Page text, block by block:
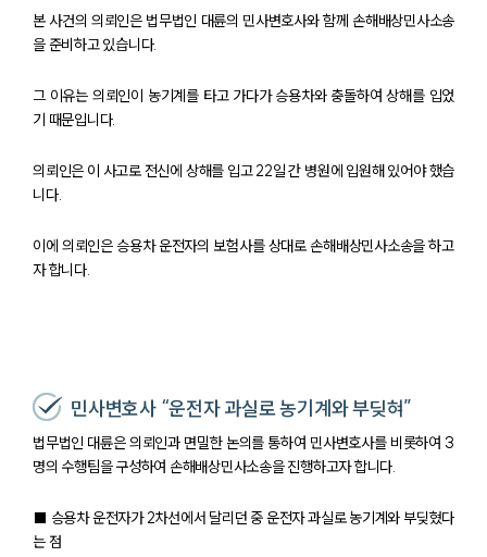
본 사건의 의뢰인은 법무법인 대륜의 민사변호사와 함께 손해배상민사소송
을 준비하고 있습니다.
그 이유는 의뢰인이 농기계를 타고 가다가 승용차와 충돌하여 상해를 입었
기 때문입니다.
의뢰인은 이 사고로 전신에 상해를 입고 22일 간 병원에 입원해 있어야 했습
니다.
이에 의뢰인은 승용차 운전자의 보험사를 상대로 손해배상민사소송을 하고
자 합니다.
민사변호사 “운전자 과실로 농기계와 부딪혀”
법무법인 대륜은 의뢰인과 면밀한 논의를 통하여 민사변호사를 비롯하여 3
명의 수행팀을 구성하여 손해배상민사소송을 진행하고자 합니다.
■ 승용차 운전자가 2차선에서 달리던 중 운전자 과실로 농기계와 부딪혔다
는 점